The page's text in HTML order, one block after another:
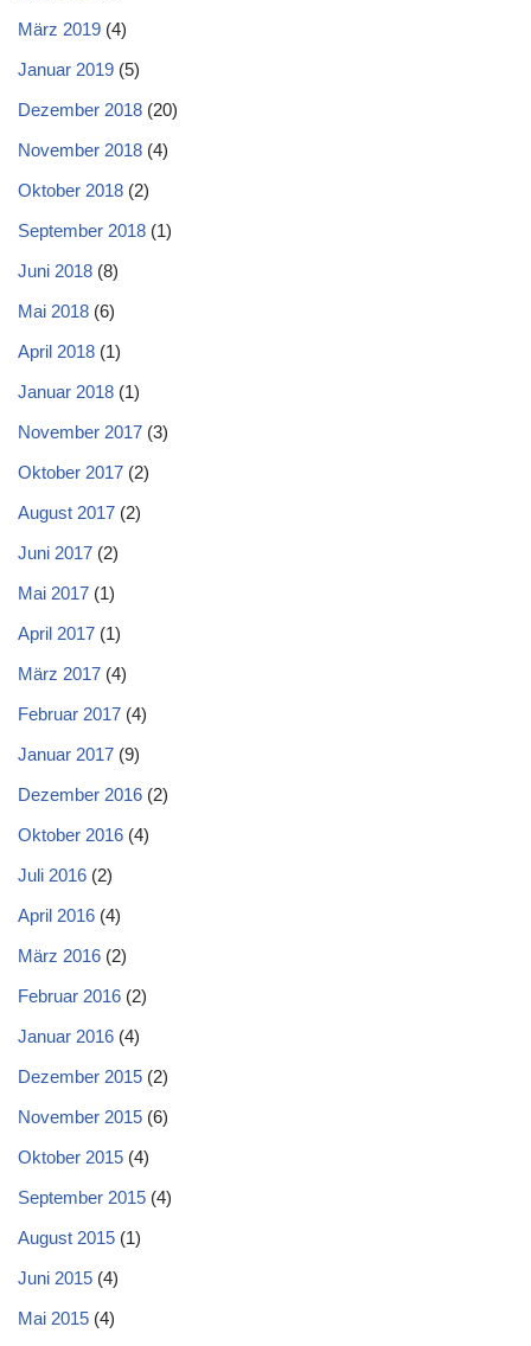
März 2019 (4)
Januar 2019 (5)
Dezember 2018 (20)
November 2018 (4)
Oktober 2018 (2)
September 2018 (1)
Juni 2018 (8)
Mai 2018 (6)
April 2018 (1)
Januar 2018 (1)
November 2017 (3)
Oktober 2017 (2)
August 2017 (2)
Juni 2017 (2)
Mai 2017 (1)
April 2017 (1)
März 2017 (4)
Februar 2017 (4)
Januar 2017 (9)
Dezember 2016 (2)
Oktober 2016 (4)
Juli 2016 (2)
April 2016 (4)
März 2016 (2)
Februar 2016 (2)
Januar 2016 (4)
Dezember 2015 (2)
November 2015 (6)
Oktober 2015 (4)
September 2015 (4)
August 2015 (1)
Juni 2015 (4)
Mai 2015 (4)